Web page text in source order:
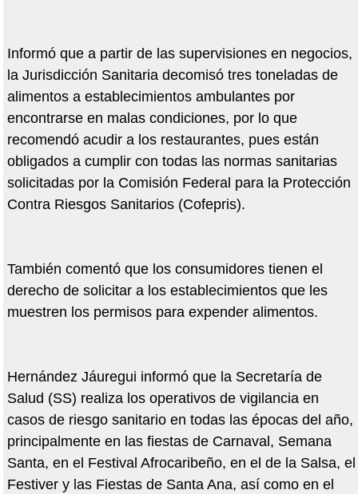
Informó que a partir de las supervisiones en negocios,
la Jurisdicción Sanitaria decomisó tres toneladas de
alimentos a establecimientos ambulantes por
encontrarse en malas condiciones, por lo que
recomendó acudir a los restaurantes, pues están
obligados a cumplir con todas las normas sanitarias
solicitadas por la Comisión Federal para la Protección
Contra Riesgos Sanitarios (Cofepris).
También comentó que los consumidores tienen el
derecho de solicitar a los establecimientos que les
muestren los permisos para expender alimentos.
Hernández Jáuregui informó que la Secretaría de
Salud (SS) realiza los operativos de vigilancia en
casos de riesgo sanitario en todas las épocas del año,
principalmente en las fiestas de Carnaval, Semana
Santa, en el Festival Afrocaribeño, en el de la Salsa, el
Festiver y las Fiestas de Santa Ana, así como en el